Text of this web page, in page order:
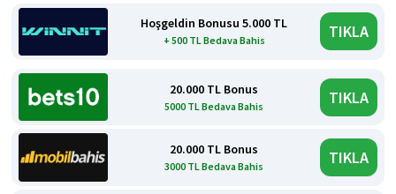
Hoşgeldin Bonusu 5.000 TL
+ 500 TL Bedava Bahis TIKLA
20.000 TL Bonus
5000 TL Bedava Bahis TIKLA
20.000 TL Bonus
3000 TL Bedava Bahis TIKLA